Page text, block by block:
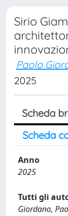
Sirio
Paolo
2025
Scheda
Scheda
Anno
2025
Tutti gli
Giordano,